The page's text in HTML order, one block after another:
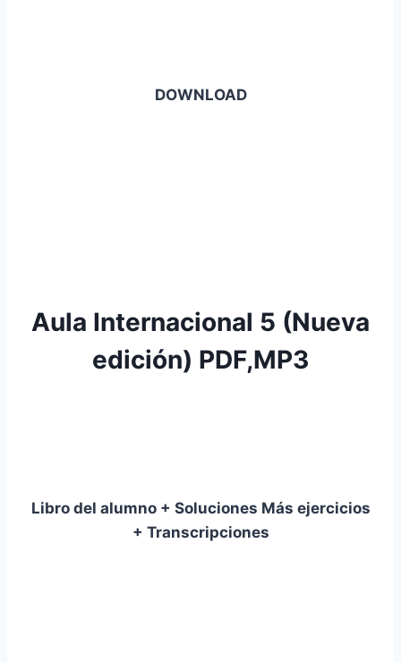
DOWNLOAD
Aula Internacional 5 (Nueva
edición) PDF,MP3
Libro del alumno + Soluciones Más ejercicios
+ Transcripciones